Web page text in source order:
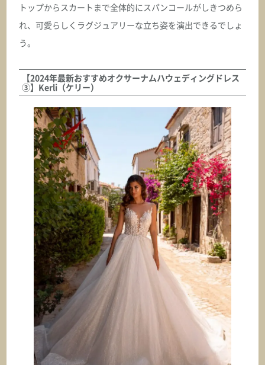
ELODIKA エロディカ
オクサーナムハ
EMILIA エミリア
ASK
オクサーナムハ
EMMA エマ
ASK
オクサーナムハ
ERIKA エリカ
ASK
オクサーナムハ
ERIN エリン
トップからスカートまで全体的にスパンコールがしきつめら
れ、可愛らしくラグジュアリーな立ち姿を演出できるでしょ
う。
【2024年最新おすすめオクサーナムハウェディングドレス
③】Kerli（ケリー）